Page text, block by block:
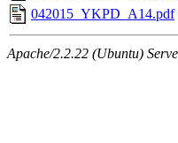
042015_YKPD_A14.pdf
Apache/2.2.22 (Ubuntu)